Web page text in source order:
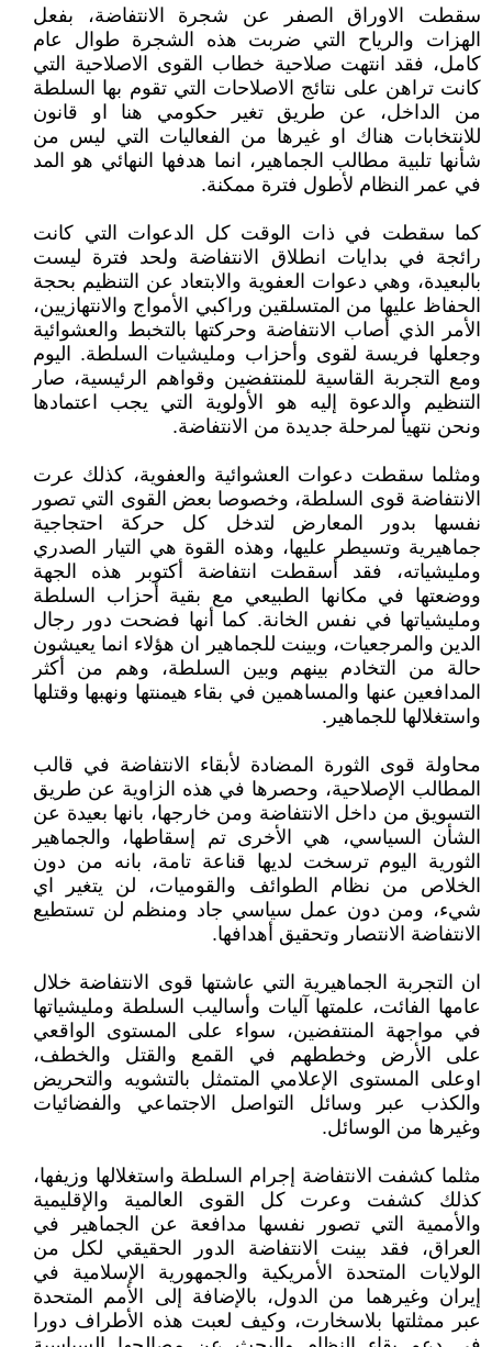
سقطت الاوراق الصفر عن شجرة الانتفاضة، بفعل
الهزات والرياح التي ضربت هذه الشجرة طوال عام
كامل، فقد انتهت صلاحية خطاب القوى الاصلاحية التي
كانت تراهن على نتائج الاصلاحات التي تقوم بها السلطة
من الداخل، عن طريق تغير حكومي هنا او قانون
للانتخابات هناك او غيرها من الفعاليات التي ليس من
شأنها تلبية مطالب الجماهير، انما هدفها النهائي هو المد
في عمر النظام لأطول فترة ممكنة.
كما سقطت في ذات الوقت كل الدعوات التي كانت
رائجة في بدايات انطلاق الانتفاضة ولحد فترة ليست
بالبعيدة، وهي دعوات العفوية والابتعاد عن التنظيم بحجة
الحفاظ عليها من المتسلقين وراكبي الأمواج والانتهازيين،
الأمر الذي أصاب الانتفاضة وحركتها بالتخبط والعشوائية
وجعلها فريسة لقوى وأحزاب ومليشيات السلطة. اليوم
ومع التجربة القاسية للمنتفضين وقواهم الرئيسية، صار
التنظيم والدعوة إليه هو الأولوية التي يجب اعتمادها
ونحن نتهيأ لمرحلة جديدة من الانتفاضة.
ومثلما سقطت دعوات العشوائية والعفوية، كذلك عرت
الانتفاضة قوى السلطة، وخصوصا بعض القوى التي تصور
نفسها بدور المعارض لتدخل كل حركة احتجاجية
جماهيرية وتسيطر عليها، وهذه القوة هي التيار الصدري
ومليشياته، فقد أسقطت انتفاضة أكتوبر هذه الجهة
ووضعتها في مكانها الطبيعي مع بقية أحزاب السلطة
ومليشياتها في نفس الخانة. كما أنها فضحت دور رجال
الدين والمرجعيات، وبينت للجماهير ان هؤلاء انما يعيشون
حالة من التخادم بينهم وبين السلطة، وهم من أكثر
المدافعين عنها والمساهمين في بقاء هيمنتها ونهبها وقتلها
واستغلالها للجماهير.
محاولة قوى الثورة المضادة لأبقاء الانتفاضة في قالب
المطالب الإصلاحية، وحصرها في هذه الزاوية عن طريق
التسويق من داخل الانتفاضة ومن خارجها، بانها بعيدة عن
الشأن السياسي، هي الأخرى تم إسقاطها، والجماهير
الثورية اليوم ترسخت لديها قناعة تامة، بانه من دون
الخلاص من نظام الطوائف والقوميات، لن يتغير اي
شيء، ومن دون عمل سياسي جاد ومنظم لن تستطيع
الانتفاضة الانتصار وتحقيق أهدافها.
ان التجربة الجماهيرية التي عاشتها قوى الانتفاضة خلال
عامها الفائت، علمتها آليات وأساليب السلطة ومليشياتها
في مواجهة المنتفضين، سواء على المستوى الواقعي
على الأرض وخططهم في القمع والقتل والخطف،
اوعلى المستوى الإعلامي المتمثل بالتشويه والتحريض
والكذب عبر وسائل التواصل الاجتماعي والفضائيات
وغيرها من الوسائل.
مثلما كشفت الانتفاضة إجرام السلطة واستغلالها وزيفها،
كذلك كشفت وعرت كل القوى العالمية والإقليمية
والأممية التي تصور نفسها مدافعة عن الجماهير في
العراق، فقد بينت الانتفاضة الدور الحقيقي لكل من
الولايات المتحدة الأمريكية والجمهورية الإسلامية في
إيران وغيرهما من الدول، بالإضافة إلى الأمم المتحدة
عبر ممثلتها بلاسخارت، وكيف لعبت هذه الأطراف دورا